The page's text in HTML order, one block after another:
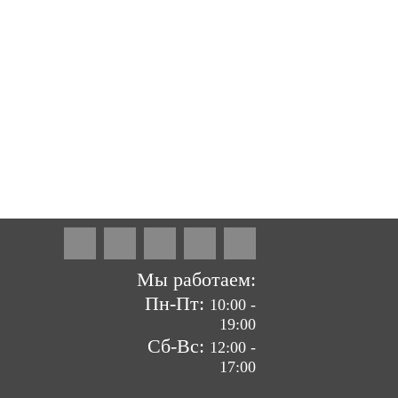
Мы работаем:
Пн-Пт: 10:00 -
19:00
Сб-Вс: 12:00 -
17:00
сайтов by «ВзлЁт»